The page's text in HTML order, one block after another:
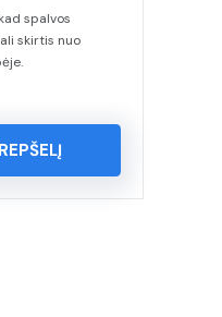
spalvos
skirtis nuo